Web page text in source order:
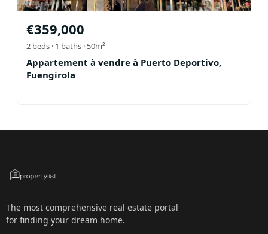
€359,000
2 beds · 1 baths · 50m²
Appartement à vendre à Puerto Deportivo,
Fuengirola
The most comprehensive real estate portal
for finding your dream home.